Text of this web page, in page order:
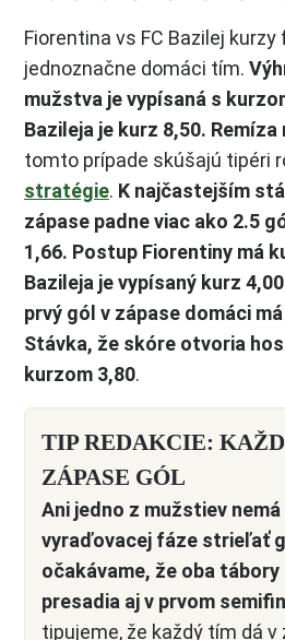
Fiorentina vs FC Bazilej kurzy
jednoznačne domáci tím.
mužstva je vypísaná s
Bazileja je kurz 8,50. Remíza
tomto prípade skúšajú tipéri
stratégie. K najčastejším
zápase padne viac ako 2.5
1,66. Postup Fiorentiny má
Bazileja je vypísaný kurz
prvý gól v zápase domáci
Stávka, že skóre otvoria
kurzom 3,80.
TIP REDAKCIE:
ZÁPASE GÓL
Ani jedno z mužstiev
vyraďovacej fáze strieľať
očakávame, že oba
presadia aj v prvom
tipujeme, že každý tím dá v